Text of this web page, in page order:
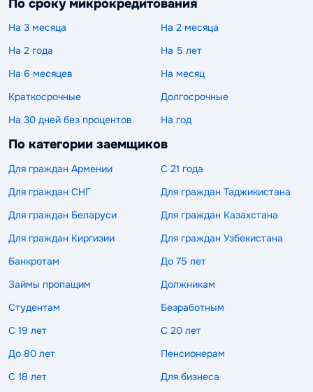
По сроку микрокредитования
На 3 месяца
На 2 месяца
На 2 года
На 5 лет
На 6 месяцев
На месяц
Краткосрочные
Долгосрочные
На 30 дней без процентов
На год
По категории заемщиков
Для граждан Армении
С 21 года
Для граждан СНГ
Для граждан Таджикистана
Для граждан Беларуси
Для граждан Казахстана
Для граждан Киргизии
Для граждан Узбекистана
Банкротам
До 75 лет
Займы пропащим
Должникам
Студентам
Безработным
С 19 лет
С 20 лет
До 80 лет
Пенсионерам
С 18 лет
Для бизнеса